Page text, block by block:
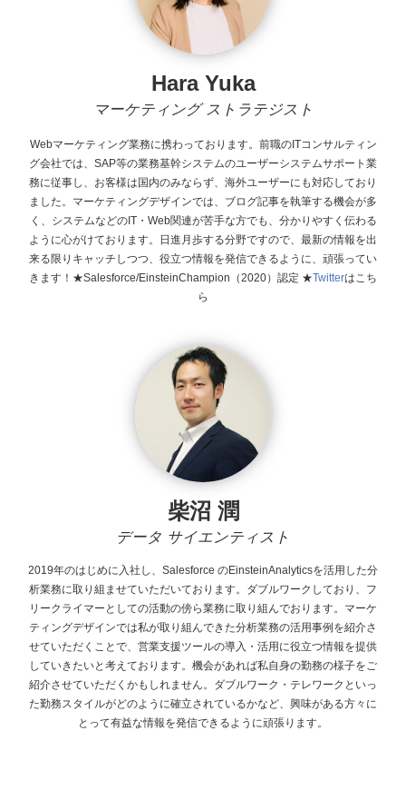
Hara Yuka
マーケティング ストラテジスト
Webマーケティング業務に携わっております。前職のITコンサルティン
グ会社では、SAP等の業務基幹システムのユーザーシステムサポート業
務に従事し、お客様は国内のみならず、海外ユーザーにも対応しており
ました。マーケティングデザインでは、ブログ記事を執筆する機会が多
く、システムなどのIT・Web関連が苦手な方でも、分かりやすく伝わる
ように心がけております。日進月歩する分野ですので、最新の情報を出
来る限りキャッチしつつ、役立つ情報を発信できるように、頑張ってい
きます！★Salesforce/EinsteinChampion（2020）認定 ★Twitterはこち
ら
柴沼 潤
データ サイエンティスト
2019年のはじめに入社し、Salesforce のEinsteinAnalyticsを活用した分
析業務に取り組ませていただいております。ダブルワークしており、フ
リークライマーとしての活動の傍ら業務に取り組んでおります。マーケ
ティングデザインでは私が取り組んできた分析業務の活用事例を紹介さ
せていただくことで、営業支援ツールの導入・活用に役立つ情報を提供
していきたいと考えております。機会があれば私自身の勤務の様子をご
紹介させていただくかもしれません。ダブルワーク・テレワークといっ
た勤務スタイルがどのように確立されているかなど、興味がある方々に
とって有益な情報を発信できるように頑張ります。